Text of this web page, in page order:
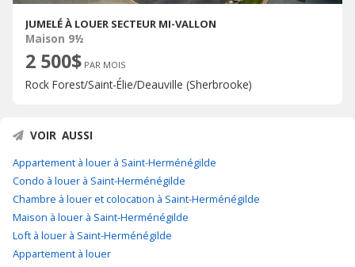
JUMELÉ À LOUER SECTEUR MI-VALLON
Maison 9½
2 500$ PAR MOIS
Rock Forest/Saint-Élie/Deauville (Sherbrooke)
VOIR AUSSI
Appartement à louer à Saint-Herménégilde
Condo à louer à Saint-Herménégilde
Chambre à louer et colocation à Saint-Herménégilde
Maison à louer à Saint-Herménégilde
Loft à louer à Saint-Herménégilde
Appartement à louer